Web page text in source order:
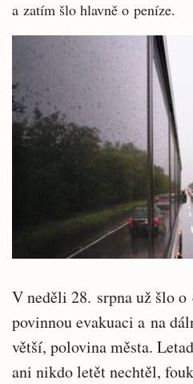
a zatím šlo hlavně o peníze.
V neděli 28. srpna už šlo
povinnou evakuaci a na
větší, polovina města.
ani nikdo letět nechtěl,